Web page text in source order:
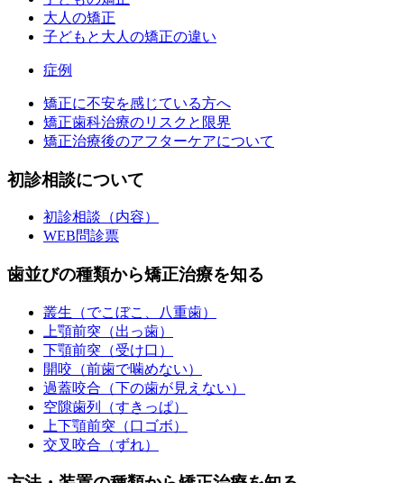
大人の矯正
子どもと大人の矯正の違い
症例
矯正に不安を感じている方へ
矯正歯科治療のリスクと限界
矯正治療後のアフターケアについて
初診相談について
初診相談（内容）
WEB問診票
歯並びの種類から矯正治療を知る
叢生（でこぼこ、八重歯）
上顎前突（出っ歯）
下顎前突（受け口）
開咬（前歯で噛めない）
過蓋咬合（下の歯が見えない）
空隙歯列（すきっぱ）
上下顎前突（口ゴボ）
交叉咬合（ずれ）